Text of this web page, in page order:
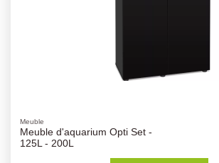
Meuble
Meuble d'aquarium Opti Set -
125L - 200L